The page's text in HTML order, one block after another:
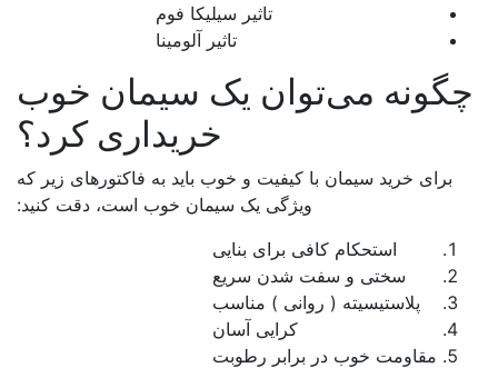
تاثیر سیلیکا فوم
تاثیر آلومینا
می‌توان یک سیمان خوب
خریداری کرد؟
برای خرید سیمان با کیفیت و خوب باید به فاکتورهای زیر که
ویژگی یک سیمان خوب است، دقت کنید:
استحکام کافی برای بنایی
سختی و سفت شدن سریع
پلاستیسیته ( روانی ) مناسب
کرایی آسان
مقاومت خوب در برابر رطوبت